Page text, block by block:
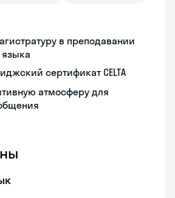
в преподавании
языка
сертификат CELTA
атмосферу для